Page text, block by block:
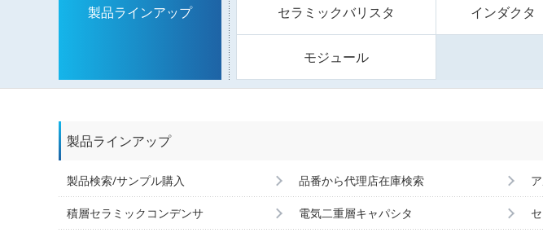
製品ラインアップ セラミックバリスタ インダクタ
モジュール
製品ラインアップ
製品検索/サンプル購入 品番から代理店在庫検索
積層セラミックコンデンサ 電気二重層キャパシタ